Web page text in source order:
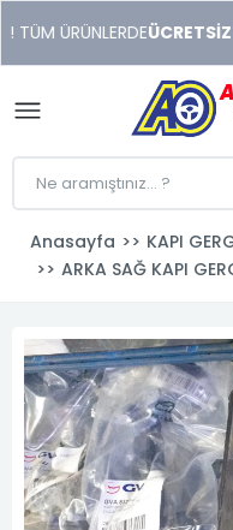
xonusu
veren
sitolar
ÜRÜNLERDEÜCRETSİZ
Anasayfa
KAPI
ARKA SAĞ KAPI